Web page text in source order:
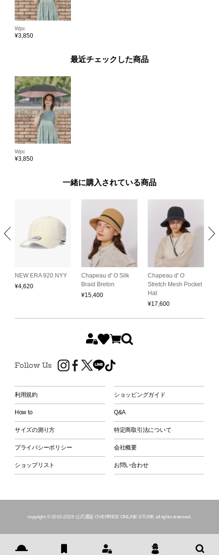
Wpc
¥3,850
最近チェックした商品
Wpc
¥3,850
一緒に購入されている商品
NEW ERA 920 NYY
¥4,620
Chapeau d' O Silk
Braid Breton
¥15,400
Chapeau d' O
Stretch Mesh Pocket
Hat
¥17,600
Follow Us
利用規約 ショッピングガイド
How to Q&A
サイズの測り方 特定商取引法について
プライバシーポリシー 会社概要
ショップリスト お問い合わせ
copyright © 2015-2026 公式通販 OVERRIDE ONLINE STORE all rights reserved.